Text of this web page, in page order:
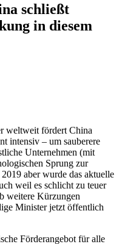
schließt
in diesem
weltweit fördert China
intensiv – um sauberere
Unternehmen (mit
Sprung zur
aber wurde das aktuelle
weil es schlicht zu teuer
weitere Kürzungen
Minister jetzt öffentlich
Förderangebot für alle